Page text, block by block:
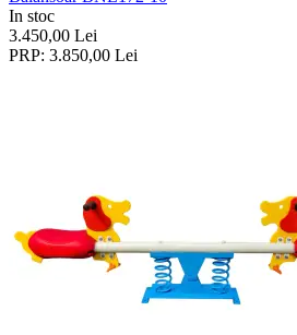
In stoc
3.450,00 Lei
PRP: 3.850,00 Lei